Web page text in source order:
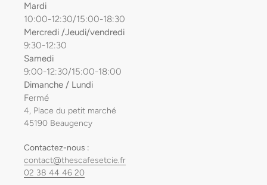
Mardi
10:00-12:30/15:00-18:30
Mercredi /Jeudi/vendredi
9:30-12:30
Samedi
9:00-12:30/15:00-18:00
Dimanche / Lundi
Fermé
4, Place du petit marché
45190 Beaugency
Contactez-nous :
contact@thescafesetcie.fr
02 38 44 46 20